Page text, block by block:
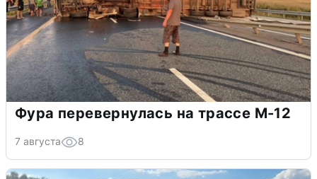
Фура перевернулась на трассе М-12
7 августа 8